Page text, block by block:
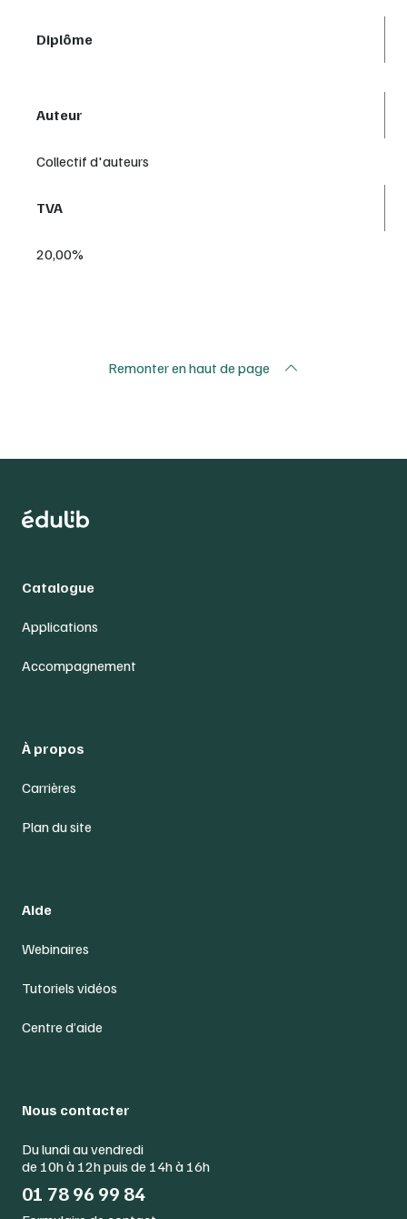
Diplôme
Auteur
Collectif d'auteurs
TVA
20,00%
Remonter en haut de page
Catalogue
Applications
Accompagnement
À propos
Carrières
Plan du site
Aide
Webinaires
Tutoriels vidéos
Centre d’aide
Nous contacter
Du lundi au vendredi
de 10h à 12h puis de 14h à 16h
01 78 96 99 84